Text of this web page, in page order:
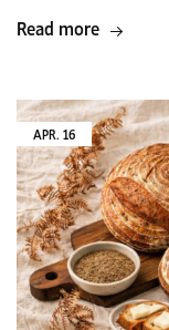
Read more
APR. 16